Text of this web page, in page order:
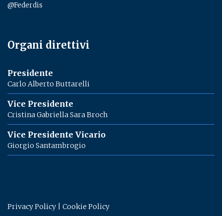
@Federdis
Organi direttivi
Presidente
Carlo Alberto Buttarelli
Vice Presidente
Cristina Gabriella Sara Broch
Vice Presidente Vicario
Giorgio Santambrogio
Privacy Policy Cookie Policy